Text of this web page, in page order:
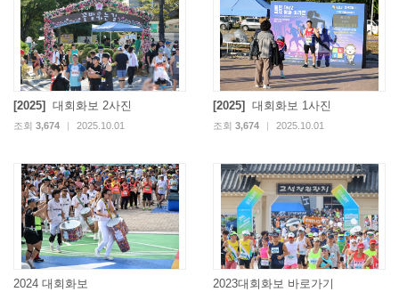
[2025] 대회화보 2사진
조회 3,674 2025.10.01
[2025] 대회화보 1사진
조회 3,674 2025.10.01
2024 대회화보 2023대회화보 바로가기